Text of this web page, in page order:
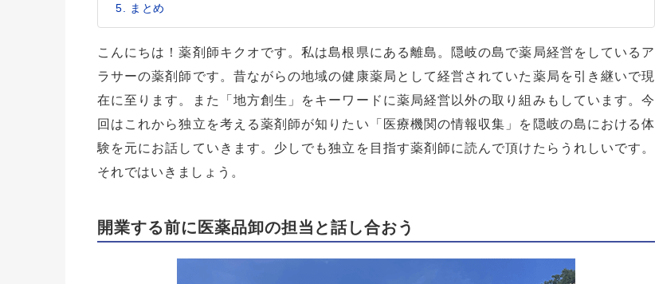
まとめ
こんにちは！薬剤師キクオです。私は島根県にある離島。隠岐の島で薬局経営をしているア
ラサーの薬剤師です。昔ながらの地域の健康薬局として経営されていた薬局を引き継いで現
在に至ります。また「地方創生」をキーワードに薬局経営以外の取り組みもしています。今
回はこれから独立を考える薬剤師が知りたい「医療機関の情報収集」を隠岐の島における体
験を元にお話していきます。少しでも独立を目指す薬剤師に読んで頂けたらうれしいです。
それではいきましょう。
開業する前に医薬品卸の担当と話し合おう